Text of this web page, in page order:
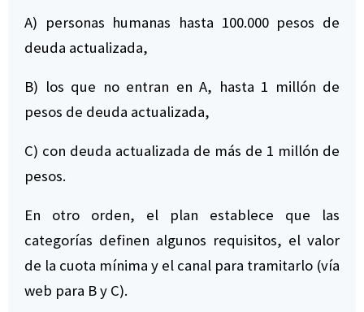
A) personas humanas hasta 100.000 pesos de
deuda actualizada,
B) los que no entran en A, hasta 1 millón de
pesos de deuda actualizada,
C) con deuda actualizada de más de 1 millón de
pesos.
En otro orden, el plan establece que las
categorías definen algunos requisitos, el valor
de la cuota mínima y el canal para tramitarlo (vía
web para B y C).